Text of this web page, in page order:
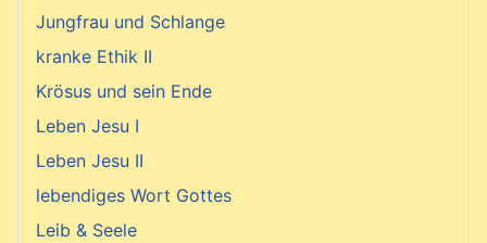
Jungfrau und Schlange
kranke Ethik II
Krösus und sein Ende
Leben Jesu I
Leben Jesu II
lebendiges Wort Gottes
Leib & Seele